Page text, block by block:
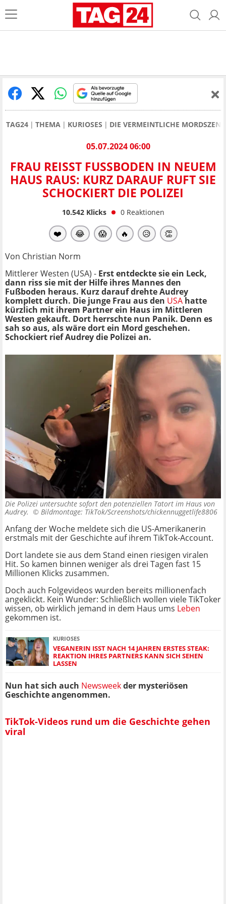
TAG24 THEMA KURIOSES DIE VERMEINTLICHE
05.07.2024 06:00
FRAU REISST FUSSBODEN IN NEUEM HA
US RAUS: KURZ DARAUF RUFT SIE SC
HOCKIERT DIE POLIZEI
10.542Klicks 0 Reaktionen
❤️ 😂 😱 🔥 😥 👏
Von Christian Norm
Mittlerer Westen (USA) - Erst entdeckte sie ein Leck,
dann riss sie mit der Hilfe ihres Mannes den
Fußboden heraus. Kurz darauf drehte Audrey
komplett durch. Die junge Frau aus den USA hatte
kürzlich mit ihrem Partner ein Haus im Mittleren
Westen gekauft. Dort herrschte nun Panik. Denn es
sah so aus, als wäre dort ein Mord geschehen.
Schockiert rief Audrey die Polizei an.
Die Polizei untersuchte sofort den potenziellen Tatort im Haus von
Audrey. © Bildmontage: TikTok/Screenshots/chickennuggetlife8806
Anfang der Woche meldete sich die US-Amerikanerin
erstmals mit der Geschichte auf ihrem TikTok-Account.
Dort landete sie aus dem Stand einen riesigen viralen
Hit. So kamen binnen weniger als drei Tagen fast 15
Millionen Klicks zusammen.
Doch auch Folgevideos wurden bereits millionenfach
angeklickt. Kein Wunder: Schließlich wollen viele TikToker
wissen, ob wirklich jemand in dem Haus ums Leben
gekommen ist.
KURIOSES
VEGANERIN ISST NACH 14 JAHREN ERSTES STEAK:
REAKTION IHRES PARTNERS KANN SICH SEHEN
LASSEN
Nun hat sich auch Newsweekder mysteriösen
Geschichte angenommen.
TikTok-Videos rund um die Geschichte gehen
viral